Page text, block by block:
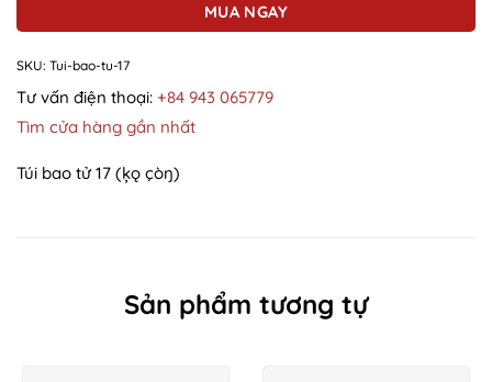
MUA NGAY
SKU: Tui-bao-tu-17
Tư vấn điện thoại: +84 943 065779
Tìm cửa hàng gần nhất
Túi bao tử 17 (ķǫ çòŋ)
Sản phẩm tương tự